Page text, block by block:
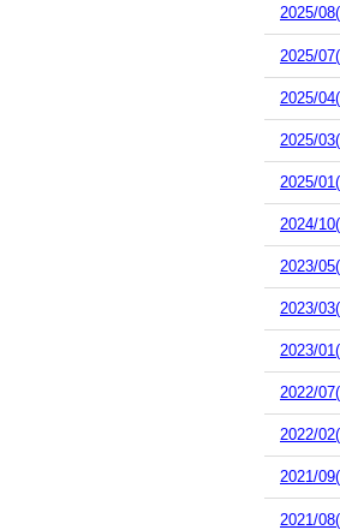
2025/
2025/
2025/
2025/
2025/
2024/
2023/
2023/
2023/
2022/
2022/
2021/
2021/